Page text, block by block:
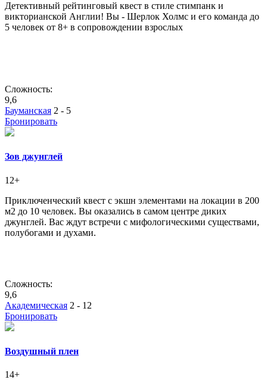
Детективный рейтинговый квест в стиле стимпанк и
викторианской Англии! Вы - Шерлок Холмс и его команда до
5 человек от 8+ в сопровождении взрослых
Сложность:
9,6
Бауманская 2 - 5
Бронировать
Зов джунглей
12+
Приключенческий квест с экшн элементами на локации в 200
м2 до 10 человек. Вы оказались в самом центре диких
джунглей. Вас ждут встречи с мифологическими существами,
полубогами и духами.
Сложность:
9,6
Академическая 2 - 12
Бронировать
Воздушный плен
14+